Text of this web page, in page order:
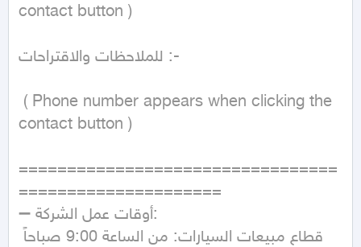
contact button )
للملاحظات والاقتراحات :-
contact button )
=================================
=====================
➖ أوقات عمل الشركة: